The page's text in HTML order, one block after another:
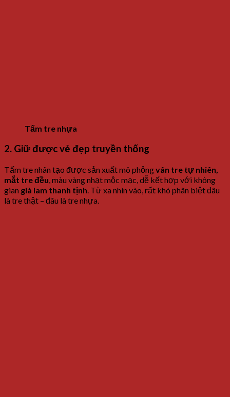
Tấm tre nhựa
2. Giữ được vẻ đẹp truyền thống
Tấm tre nhân tạo được sản xuất mô phỏngvân tre tự nhiên,
mắt tre đều, màu vàng nhạt mộc mạc, dễ kết hợp với không
gian già lam thanh tịnh. Từ xa nhìn vào, rất khó phân biệt đâu
là tre thật – đâu là tre nhựa.